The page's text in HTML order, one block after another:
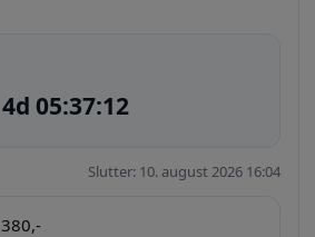
4d 05:37:12
Slutter: 10. august 2026 16:04
380,-